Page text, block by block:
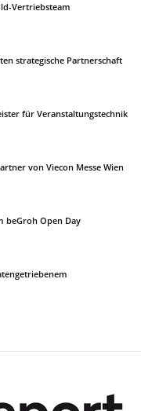
Vertriebsteam
strategische Partnerschaft
für Veranstaltungstechnik
von Viecon Messe Wien
beGroh Open Day